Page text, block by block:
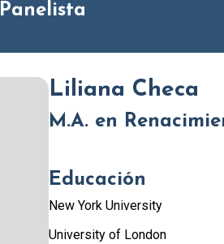
Panelista
Liliana Checa
M.A. en
Educación
New York University
University of London